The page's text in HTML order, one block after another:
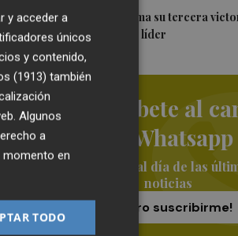
5Jorge Martín suma su tercera
del año y es más líder
Suscríbete al
de Whatsapp
Siempre al día de las
noticias
¡Quiero suscribirme!
y acceder a
únicos
y contenido,
(1913) también
Algunos
a
momento en
TODO